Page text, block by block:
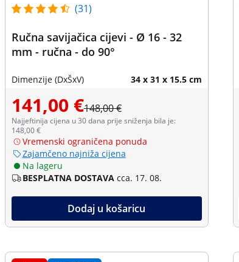
(31)
Ručna savijačica cijevi - Ø 16 - 32
mm - ručna - do 90°
Dimenzije (DxŠxV) 34 x 31 x 15.5 cm
141,00 €148,00 €
Najjeftinija cijena u 30 dana prije sniženja bila je:
148,00 €
Vremenski ograničena ponuda
Zajamčeno najniža cijena
Na lageru
BESPLATNA DOSTAVA cca. 17. 08.
Dodaj u košaricu